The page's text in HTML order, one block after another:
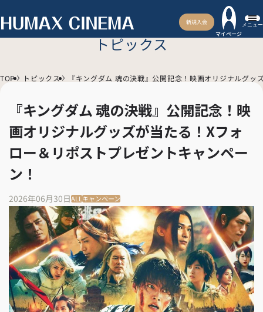
新規入会
マイページ
メニュー
トピックス
TOP トピックス 『キングダム 魂の決戦』公開記念！映画オリジナルグ
『キングダム 魂の決戦』公開記念！映
画オリジナルグッズが当たる！Xフォ
ロー＆リポストプレゼントキャンペー
ン！
2026年06月30日ALLキャンペーン